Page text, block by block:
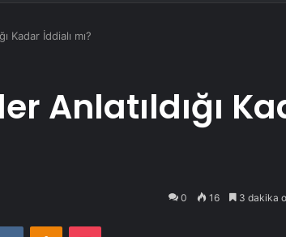
Kadar İddialı mı?
Anlatıldığı
0 16 3 dakika
VKontakteOdnoklassniki
Pocket